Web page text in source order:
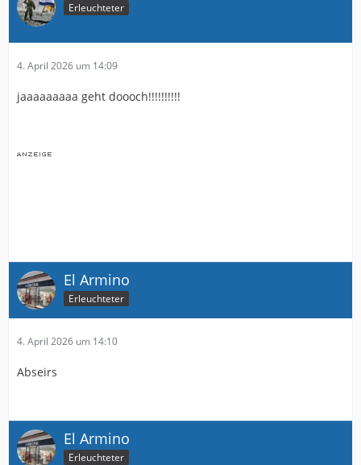
Erleuchteter
4. April 2026 um 14:09
jaaaaaaaaa geht doooch!!!!!!!!!!
El Armino
Erleuchteter
4. April 2026 um 14:10
Abseirs
El Armino
Erleuchteter